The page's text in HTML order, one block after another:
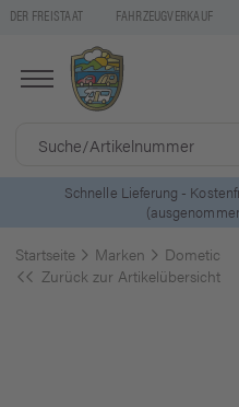
DER FREISTAAT FAHRZEUGVERKAUF
Schnelle Lieferung -
Startseite Marken
Dometic
Zurück zur Artikelübersicht